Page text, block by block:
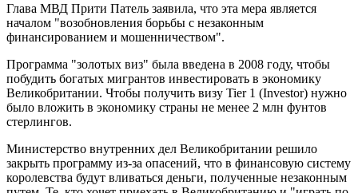
Глава МВД Прити Патель заявила, что эта мера является
началом "возобновления борьбы с незаконным
финансированием и мошенничеством".
Программа "золотых виз" была введена в 2008 году, чтобы
побудить богатых мигрантов инвестировать в экономику
Великобритании. Чтобы получить визу Tier 1 (Investor) нужно
было вложить в экономику страны не менее 2 млн фунтов
стерлингов.
Министерство внутренних дел Великобритании решило
закрыть программу из-за опасений, что в финансовую систему
королевства будут вливаться деньги, полученные незаконным